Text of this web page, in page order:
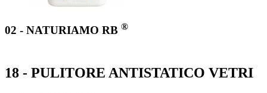
02 - NATURIAMO RB ®
18 - PULITORE ANTISTATICO VETRI